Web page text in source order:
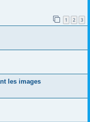
1 2 3
les images